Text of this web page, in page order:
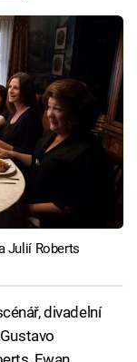
Julií Roberts
divadelní